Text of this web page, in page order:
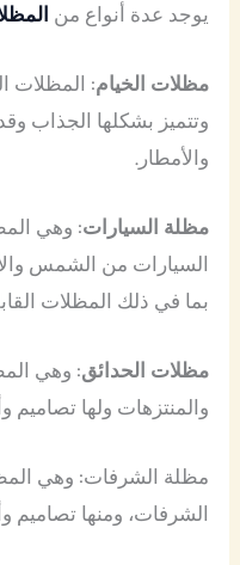
يوجد عدة أنواع من
مظلات الخيام: المظلات
وتتميز بشكلها الجذاب
والأمطار.
مظلة السيارات: وهي
السيارات من الشمس
بما في ذلك المظلات
مظلات الحدائق: وهي
والمنتزهات ولها تصاميم
مظلة الشرفات: وهي
الشرفات، ومنها تصاميم